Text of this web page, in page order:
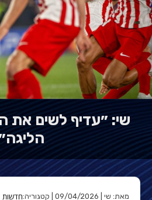
שי: ״עדיף לשים את
מאת: שי | 09/04/2026 | קטגוריה: חדשות